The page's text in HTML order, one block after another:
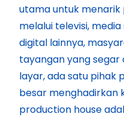
utama untuk menarik
melalui televisi,
digital lainnya,
tayangan yang segar
layar, ada satu pihak
besar menghadirkan
production house